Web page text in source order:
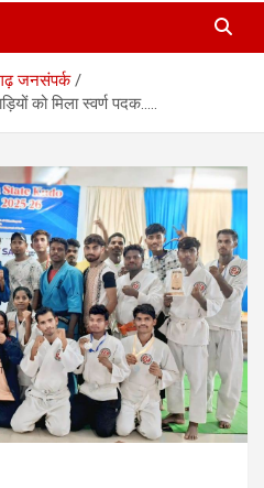
जनसंपर्क
को मिला स्वर्ण पदक…..